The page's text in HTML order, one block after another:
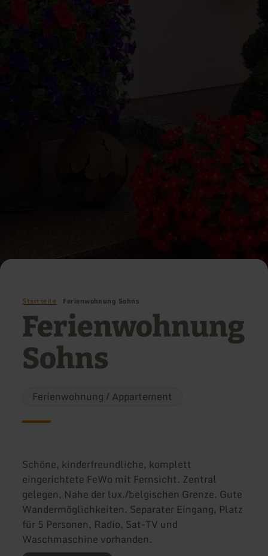
Startseite Ferienwohnung Sohns
Ferienwohnung
Sohns
Ferienwohnung / Appartement
Schöne, kinderfreundliche, komplett
eingerichtete FeWo mit Fernsicht. Zentral
gelegen, Nahe der lux./belgischen Grenze. Gute
Wandermöglichkeiten. Separater Eingang, Platz
für 5 Personen, Radio, Sat-TV und
Waschmaschine vorhanden.